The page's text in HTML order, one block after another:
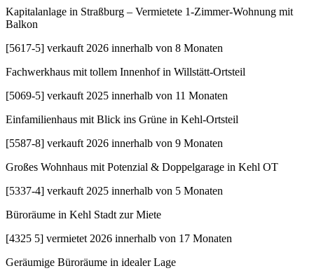
Kapitalanlage in Straßburg – Vermietete 1-Zimmer-Wohnung mit
Balkon
[5617-5] verkauft 2026 innerhalb von 8 Monaten
Fachwerkhaus mit tollem Innenhof in Willstätt-Ortsteil
[5069-5] verkauft 2025 innerhalb von 11 Monaten
Einfamilienhaus mit Blick ins Grüne in Kehl-Ortsteil
[5587-8] verkauft 2026 innerhalb von 9 Monaten
Großes Wohnhaus mit Potenzial & Doppelgarage in Kehl OT
[5337-4] verkauft 2025 innerhalb von 5 Monaten
Büroräume in Kehl Stadt zur Miete
[4325 5] vermietet 2026 innerhalb von 17 Monaten
Geräumige Büroräume in idealer Lage